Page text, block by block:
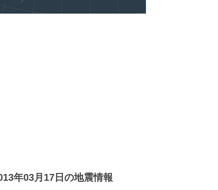
年03月17日の地震情報